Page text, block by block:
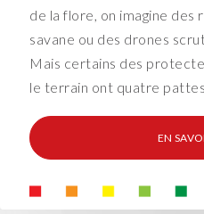
de la flore, on imagine des
savane ou des drones
Mais certains des
le terrain ont quatre pattes
EN